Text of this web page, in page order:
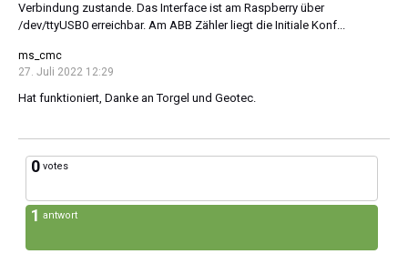
Verbindung zustande. Das Interface ist am Raspberry über
/dev/ttyUSB0 erreichbar. Am ABB Zähler liegt die Initiale Konf...
ms_cmc
27. Juli 2022 12:29
Hat funktioniert, Danke an Torgel und Geotec.
0 votes
1 antwort